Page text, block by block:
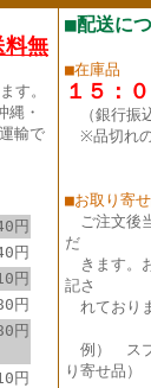
料無
す。
縄・
輸で
円
円
円
円
円
円
■配送に
■在庫品
１５：
（銀行
※品切れの
■お取り寄
ご注文後
だ
きます。
記さ
れており
例） ス
り寄せ品）